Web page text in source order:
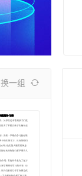
换一组 